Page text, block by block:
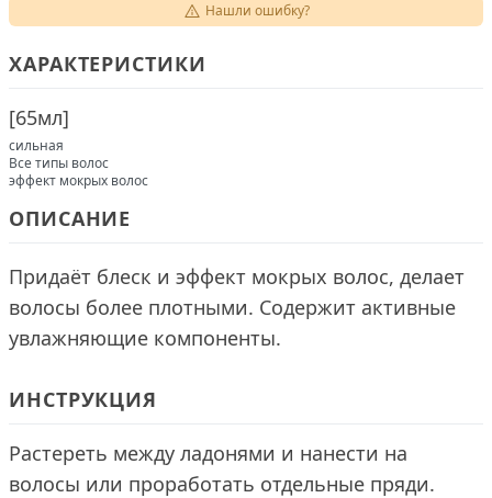
Нашли ошибку?
ХАРАКТЕРИСТИКИ
[65мл]
сильная
Все типы волос
эффект мокрых волос
ОПИСАНИЕ
Придаёт блеск и эффект мокрых волос, делает
волосы более плотными. Содержит активные
увлажняющие компоненты.
ИНСТРУКЦИЯ
Растереть между ладонями и нанести на
волосы или проработать отдельные пряди.